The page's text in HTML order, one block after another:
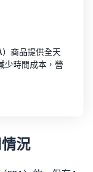
）商品提供全天
少時間成本，營
況